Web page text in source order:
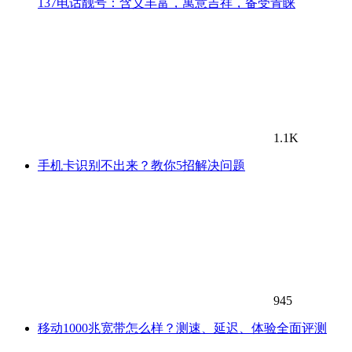
137电话靓号：含义丰富，寓意吉祥，备受青睐
1.1K
手机卡识别不出来？教你5招解决问题
945
移动1000兆宽带怎么样？测速、延迟、体验全面评测